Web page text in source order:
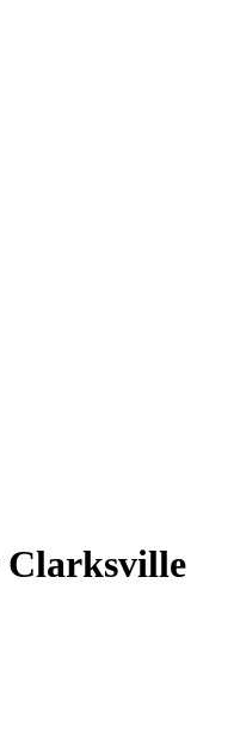
Clarksville